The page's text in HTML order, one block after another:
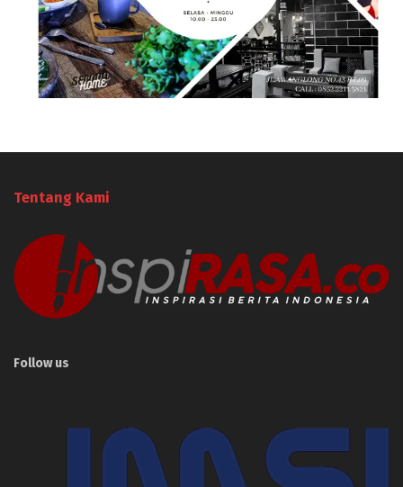
Tentang Kami
Follow us